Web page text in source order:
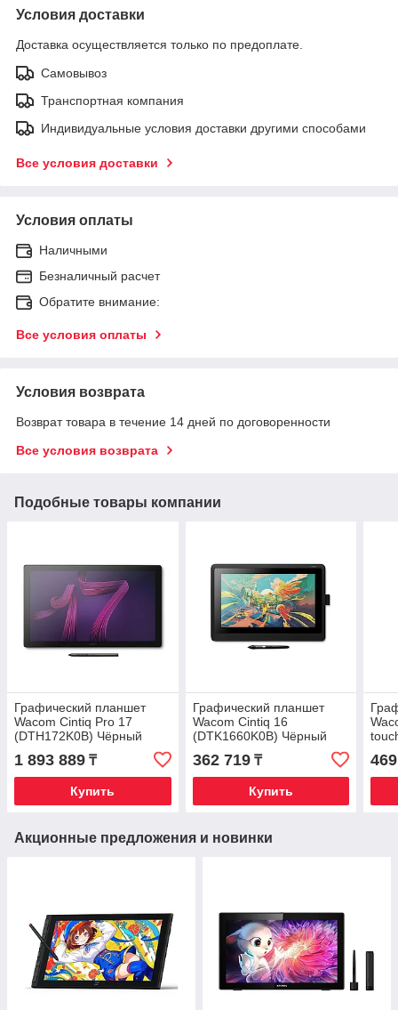
Условия доставки
Доставка осуществляется только по предоплате.
Самовывоз
Транспортная компания
Индивидуальные условия доставки другими способами
Все условия доставки
Условия оплаты
Наличными
Безналичный расчет
Обратите внимание:
Все условия оплаты
Условия возврата
Возврат товара в течение 14 дней по договоренности
Все условия возврата
Подобные товары компании
Графический планшет
Wacom Cintiq Pro 17
(DTH172K0B) Чёрный
1 893 889 ₸
Купить
Графический планшет
Wacom Cintiq 16
(DTK1660K0B) Чёрный
362 719₸
Купить
Акционные предложения и новинки